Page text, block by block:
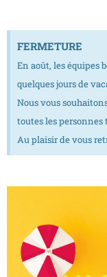
FERMETURE
En août, les équipes
quelques jours de
Nous vous
toutes les personnes
Au plaisir de vous